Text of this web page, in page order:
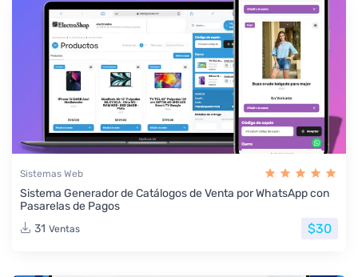
Sistemas Web
Sistema Generador de Catálogos de Venta por WhatsApp con
Pasarelas de Pagos
31 Ventas $30